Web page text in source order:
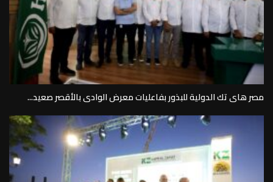
مصر هاى تك الدولية للبذور بفاعليات معرض الوادى بالأقصر صعيد...